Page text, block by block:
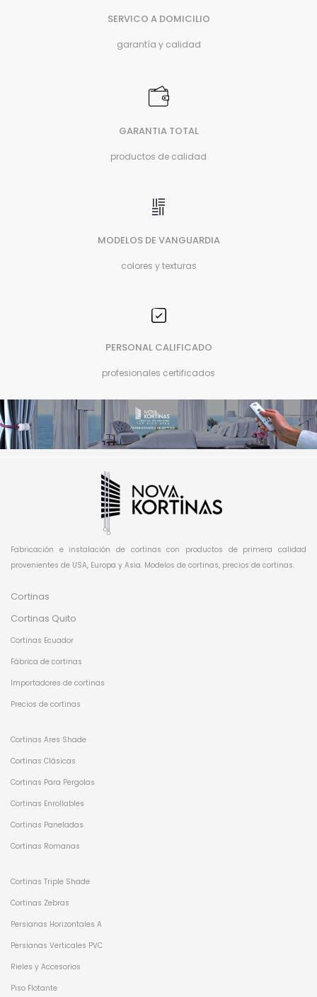
SERVICO A DOMICILIO
garantía y calidad
GARANTIA TOTAL
productos de calidad
MODELOS DE VANGUARDIA
colores y texturas
PERSONAL CALIFICADO
profesionales certificados
Fabricación e instalación de cortinas con productos de primera calidad
provenientes de USA, Europa y Asia. Modelos de cortinas, precios de cortinas.
Cortinas
Cortinas Quito
Cortinas Ecuador
Fábrica de cortinas
Importadores de cortinas
Precios de cortinas
Cortinas Ares Shade
Cortinas Clásicas
Cortinas Para Pergolas
Cortinas Enrollables
Cortinas Paneladas
Cortinas Romanas
Cortinas Triple Shade
Cortinas Zebras
Persianas Horizontales A
Persianas Verticales PVC
Rieles y Accesorios
Piso Flotante